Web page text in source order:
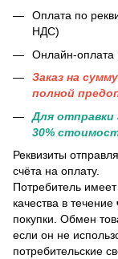
Оплата по
НДС)
Онлайн-оплата
Заказ на
полной
Для отправки
30%
Реквизиты
счёта на оплату.
Потребитель
качества в течение
покупки. Обмен
если он не
потребительские